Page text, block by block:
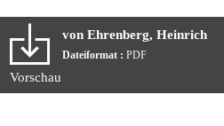
von Ehrenberg, Heinrich
Dateiformat : PDF
Vorschau